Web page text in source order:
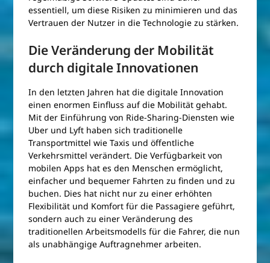
essentiell, um diese Risiken zu minimieren und das
Vertrauen der Nutzer in die Technologie zu stärken.
Die Veränderung der Mobilität
durch digitale Innovationen
In den letzten Jahren hat die digitale Innovation
einen enormen Einfluss auf die Mobilität gehabt.
Mit der Einführung von Ride-Sharing-Diensten wie
Uber und Lyft haben sich traditionelle
Transportmittel wie Taxis und öffentliche
Verkehrsmittel verändert. Die Verfügbarkeit von
mobilen Apps hat es den Menschen ermöglicht,
einfacher und bequemer Fahrten zu finden und zu
buchen. Dies hat nicht nur zu einer erhöhten
Flexibilität und Komfort für die Passagiere geführt,
sondern auch zu einer Veränderung des
traditionellen Arbeitsmodells für die Fahrer, die nun
als unabhängige Auftragnehmer arbeiten.